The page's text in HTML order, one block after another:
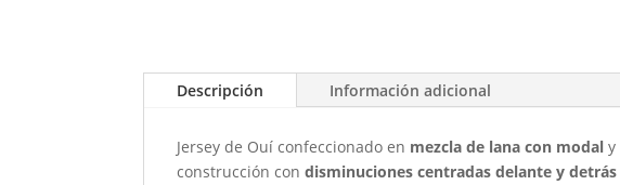
Descripción Información adicional
Jersey de Ouí confeccionado en mezcla de lana con modal y
construcción con disminuciones centradas delante y detrás